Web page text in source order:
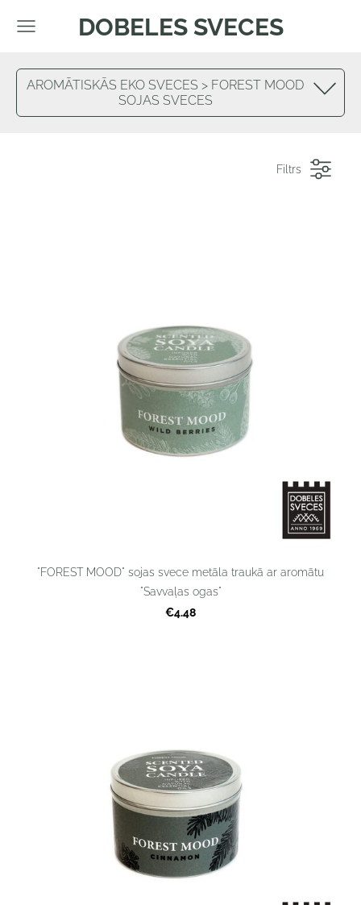
DOBELES SVECES
AROMĀTISKĀS EKO SVECES > FOREST MOOD
SOJAS SVECES
Filtrs
"FOREST MOOD" sojas svece metāla traukā ar aromātu
"Savvaļas ogas"
€4.48